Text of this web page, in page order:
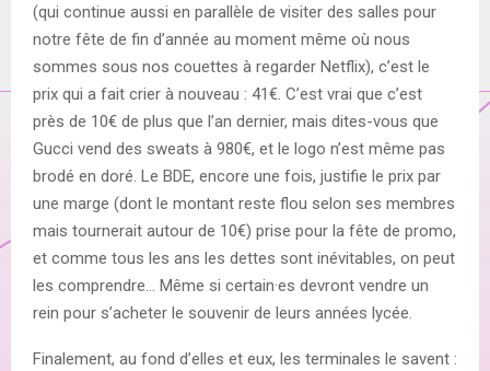
(qui continue aussi en parallèle de visiter des salles pour
notre fête de fin d’année au moment même où nous
sommes sous nos couettes à regarder Netflix), c’est le
prix qui a fait crier à nouveau : 41€. C’est vrai que c’est
près de 10€ de plus que l’an dernier, mais dites-vous que
Gucci vend des sweats à 980€, et le logo n’est même pas
brodé en doré. Le BDE, encore une fois, justifie le prix par
une marge (dont le montant reste flou selon ses membres
mais tournerait autour de 10€) prise pour la fête de promo,
et comme tous les ans les dettes sont inévitables, on peut
les comprendre… Même si certain·es devront vendre un
rein pour s’acheter le souvenir de leurs années lycée.
Finalement, au fond d’elles et eux, les terminales le savent :